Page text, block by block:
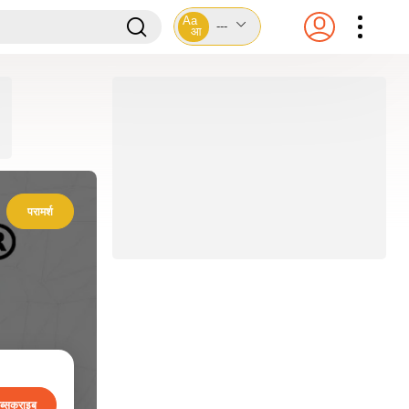
Aa
आ
---
परामर्श